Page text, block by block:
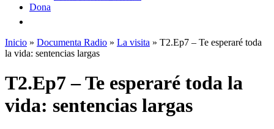
Dona
Inicio » Documenta Radio » La visita » T2.Ep7 – Te esperaré toda
la vida: sentencias largas
T2.Ep7 – Te esperaré toda la
vida: sentencias largas